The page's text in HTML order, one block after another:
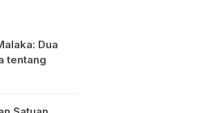
Dua
tentang